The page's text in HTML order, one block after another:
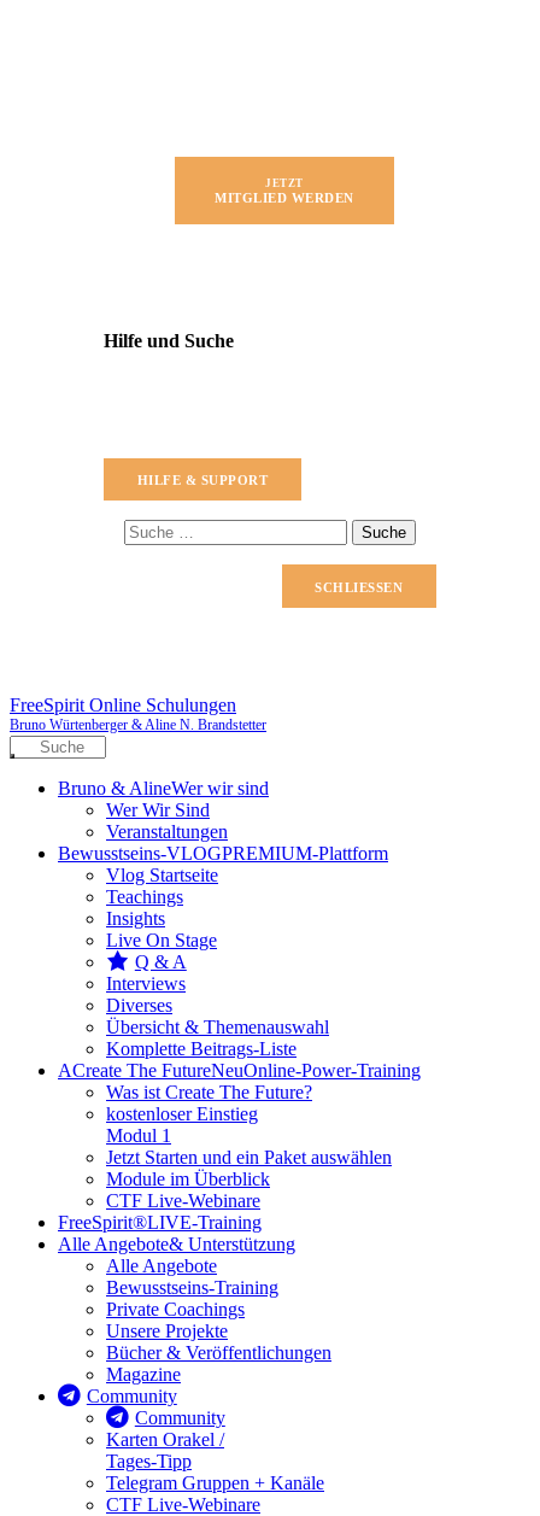
JETZT
MITGLIED WERDEN
Hilfe und Suche
HILFE & SUPPORT
Suche
nach:
SCHLIESSEN
FreeSpirit Online Schulungen
Bruno Würtenberger & Aline N. Brandstetter
Bruno & AlineWer wir sind
Wer Wir Sind
Veranstaltungen
Bewusstseins-VLOGPREMIUM-Plattform
Vlog Startseite
Teachings
Insights
Live On Stage
Q & A
Interviews
Diverses
Übersicht & Themenauswahl
Komplette Beitrags-Liste
ACreate The FutureNeuOnline-Power-Training
Was ist Create The Future?
kostenloser Einstieg
Modul 1
Jetzt Starten und ein Paket auswählen
Module im Überblick
CTF Live-Webinare
FreeSpirit®LIVE-Training
Alle Angebote& Unterstützung
Alle Angebote
Bewusstseins-Training
Private Coachings
Unsere Projekte
Bücher & Veröffentlichungen
Magazine
Community
Community
Karten Orakel /
Tages-Tipp
Telegram Gruppen + Kanäle
CTF Live-Webinare